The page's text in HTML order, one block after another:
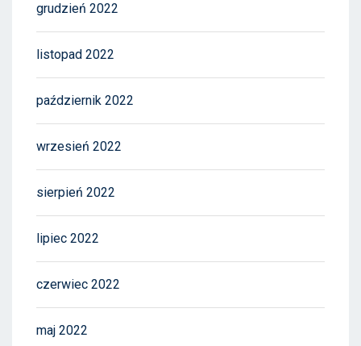
grudzień 2022
listopad 2022
październik 2022
wrzesień 2022
sierpień 2022
lipiec 2022
czerwiec 2022
maj 2022